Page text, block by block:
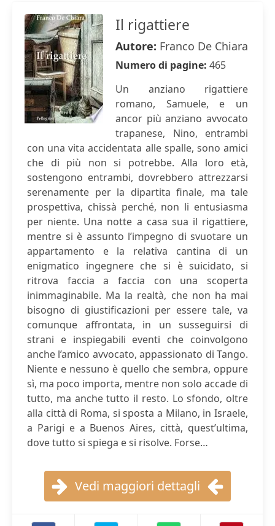
Il rigattiere
Autore: Franco De Chiara
Numero di pagine: 465
Un anziano rigattiere
romano, Samuele, e un
ancor più anziano avvocato
trapanese, Nino, entrambi
con una vita accidentata alle spalle, sono amici
che di più non si potrebbe. Alla loro età,
sostengono entrambi, dovrebbero attrezzarsi
serenamente per la dipartita finale, ma tale
prospettiva, chissà perché, non li entusiasma
per niente. Una notte a casa sua il rigattiere,
mentre si è assunto l’impegno di svuotare un
appartamento e la relativa cantina di un
enigmatico ingegnere che si è suicidato, si
ritrova faccia a faccia con una scoperta
inimmaginabile. Ma la realtà, che non ha mai
bisogno di giustificazioni per essere tale, va
comunque affrontata, in un susseguirsi di
strani e inspiegabili eventi che coinvolgono
anche l’amico avvocato, appassionato di Tango.
Niente e nessuno è quello che sembra, oppure
sì, ma poco importa, mentre non solo accade di
tutto, ma anche tutto il resto. Lo sfondo, oltre
alla città di Roma, si sposta a Milano, in Israele,
a Parigi e a Buenos Aires, città, quest’ultima,
dove tutto si spiega e si risolve. Forse…
Vedi maggiori dettagli